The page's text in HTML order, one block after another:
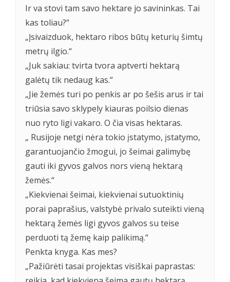
Ir va stovi tam savo hektare jo savininkas. Tai
kas toliau?“
„Įsivaizduok, hektaro ribos būtų keturių šimtų
metrų ilgio.“
„Juk sakiau: tvirta tvora aptverti hektarą
galėtų tik nedaug kas.“
„Jie žemės turi po penkis ar po šešis arus ir tai
triūsia savo sklypely kiauras poilsio dienas
nuo ryto ligi vakaro. O čia visas hektaras.
„ Rusijoje netgi nėra tokio įstatymo, įstatymo,
garantuojančio žmogui, jo šeimai galimybę
gauti iki gyvos galvos nors vieną hektarą
žemės.“
„Kiekvienai šeimai, kiekvienai sutuoktinių
porai paprašius, valstybė privalo suteikti vieną
hektarą žemės ligi gyvos galvos su teise
perduoti tą žemę kaip palikimą.“
Penkta knyga. Kas mes?
„Pažiūrėti tasai projektas visiškai paprastas: